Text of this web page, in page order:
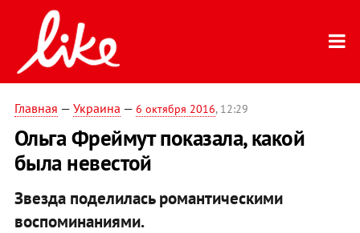
Главная — Украина — 6 октября 2016, 12:29
Ольга Фреймут показала, какой
была невестой
Звезда поделилась романтическими
воспоминаниями.